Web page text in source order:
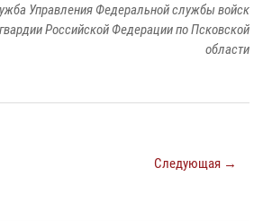
Управления Федеральной службы войск
Российской Федерации по Псковской
области
Следующая →